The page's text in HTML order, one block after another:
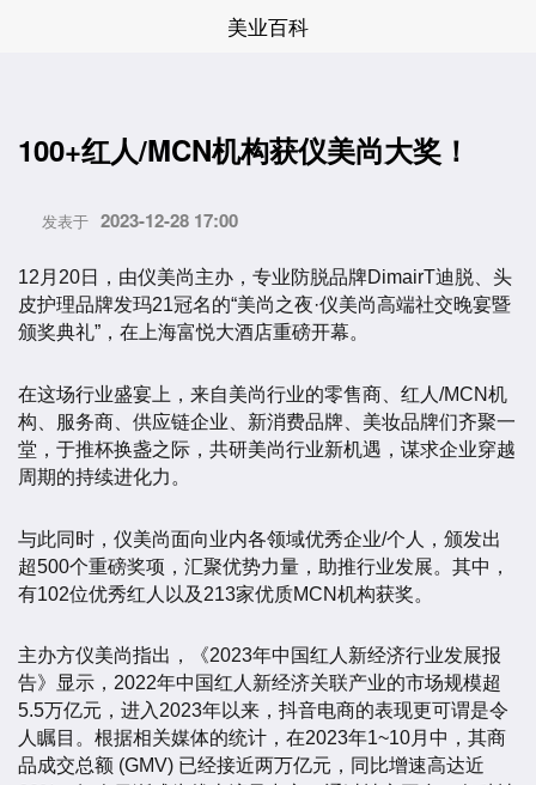
美业百科
100+红人/MCN机构获仪美尚大奖！
发表于 2023-12-28 17:00
12月20日，由仪美尚主办，专业防脱品牌DimairT迪脱、头
皮护理品牌发玛21冠名的“美尚之夜·仪美尚高端社交晚宴暨
颁奖典礼”，在上海富悦大酒店重磅开幕。
在这场行业盛宴上，来自美尚行业的零售商、红人/MCN机
构、服务商、供应链企业、新消费品牌、美妆品牌们齐聚一
堂，于推杯换盏之际，共研美尚行业新机遇，谋求企业穿越
周期的持续进化力。
与此同时，仪美尚面向业内各领域优秀企业/个人，颁发出
超500个重磅奖项，汇聚优势力量，助推行业发展。其中，
有102位优秀红人以及213家优质MCN机构获奖。
主办方仪美尚指出，《2023年中国红人新经济行业发展报
告》显示，2022年中国红人新经济关联产业的市场规模超
5.5万亿元，进入2023年以来，抖音电商的表现更可谓是令
人瞩目。根据相关媒体的统计，在2023年1~10月中，其商
品成交总额 (GMV) 已经接近两万亿元，同比增速高达近